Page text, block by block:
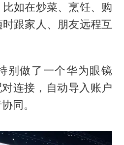
如在炒菜、烹饪、购
跟家人、朋友远程互
别做了一个华为眼镜
连接，自动导入账户
同。